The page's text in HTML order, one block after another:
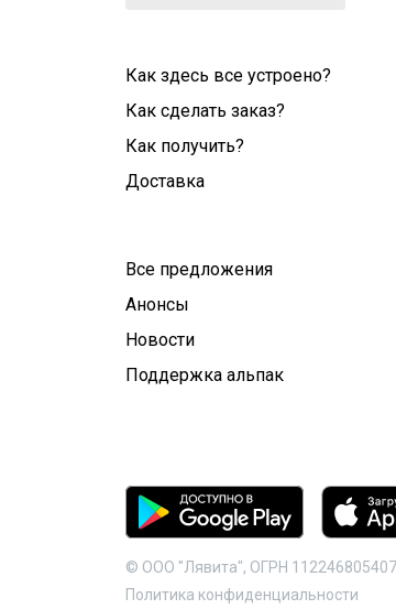
Как здесь все устроено?
Как сделать заказ?
Как получить?
Доставка
Все предложения
Анонсы
Новости
Поддержка альпак
© ООО "Лявита", ОГРН
Политика конфиденциальности